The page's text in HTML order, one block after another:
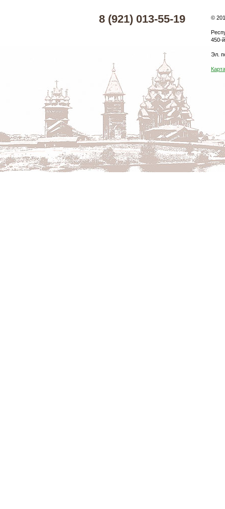
8 (921) 013-55-19 ©
450-
Эл.